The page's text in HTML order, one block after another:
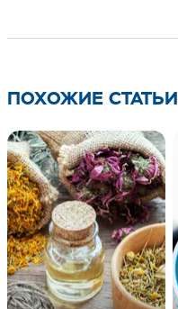
ПОХОЖИЕ СТАТЬИ